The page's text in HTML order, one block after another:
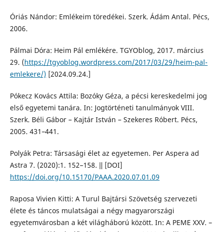
Óriás Nándor: Emlékeim töredékei. Szerk. Ádám Antal. Pécs,
2006.
Pálmai Dóra: Heim Pál emlékére. TGYOblog, 2017. március
29. (https://tgyoblog.wordpress.com/2017/03/29/heim-pal-
emlekere/) [2024.09.24.]
Pókecz Kovács Attila: Bozóky Géza, a pécsi kereskedelmi jog
első egyetemi tanára. In: Jogtörténeti tanulmányok VIII.
Szerk. Béli Gábor – Kajtár István – Szekeres Róbert. Pécs,
2005. 431–441.
Polyák Petra: Társasági élet az egyetemen. Per Aspera ad
Astra 7. (2020):1. 152–158. ǁ [DOI]
https://doi.org/10.15170/PAAA.2020.07.01.09
Raposa Vivien Kitti: A Turul Bajtársi Szövetség szervezeti
élete és táncos mulatságai a négy magyarországi
egyetemvárosban a két világháború között. In: A PEME XXV. –